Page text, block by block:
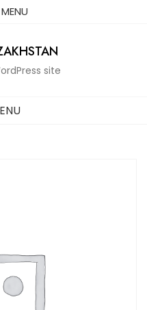
site